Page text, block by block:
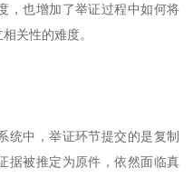
，也增加了举证过程中如何将
关性的难度。
统中，举证环节提交的是复制
据被推定为原件，依然面临真